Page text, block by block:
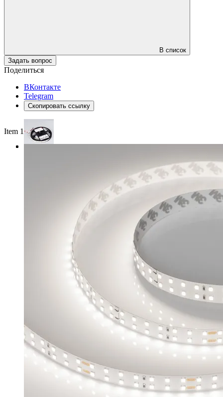
В список
Задать вопрос
Поделиться
ВКонтакте
Telegram
Скопировать ссылку
Item 1 of 3